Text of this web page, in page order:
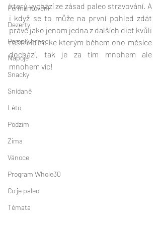
Fermentování
Dezerty
Pomalý hrnec
Nápoje
Snacky
Snídaně
Léto
Podzim
Zima
Vánoce
Program Whole30
Co je paleo
Témata
který vychází ze zásad paleo stravování. A
i když se to může na první pohled zdát
právě jako jenom jedna z dalších diet kvůli
restrikcím, ke kterým během ono měsíce
dochází, tak je za tím mnohem ale
mnohem víc!